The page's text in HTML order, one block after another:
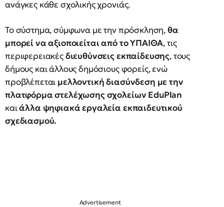
ανάγκες κάθε σχολικής χρονιάς.
Το σύστημα, σύμφωνα με την πρόσκληση,θα
μπορεί να αξιοποιείται από το ΥΠΑΙΘΑ, τις
περιφερειακέςδιευθύνσεις εκπαίδευσης, τους
δήμους και άλλους δημόσιους φορείς, ενώ
προβλέπεται μελλοντική διασύνδεση με την
πλατφόρμα στελέχωσης σχολείων EduPlan
καιάλλα ψηφιακά εργαλεία εκπαιδευτικού
σχεδιασμού.